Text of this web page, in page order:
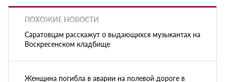
ПОХОЖИЕ НОВОСТИ
Саратовцам расскажут о выдающихся музыкантах на
Воскресенском кладбище
Женщина погибла в аварии на полевой дороге в